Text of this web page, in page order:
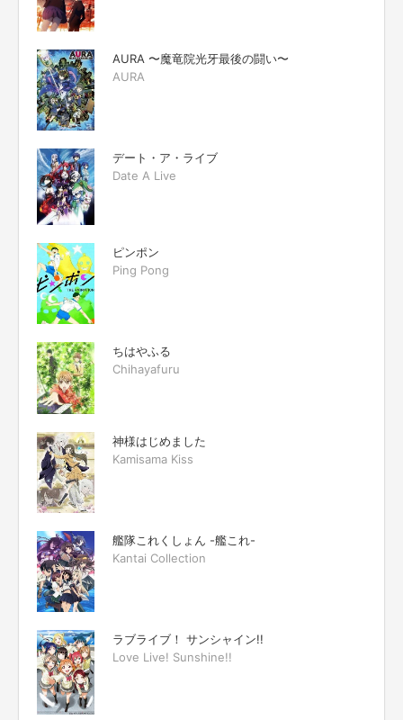
AURA 〜魔竜院光牙最後の闘い〜
AURA
デート・ア・ライブ
Date A Live
ピンポン
Ping Pong
ちはやふる
Chihayafuru
神様はじめました
Kamisama Kiss
艦隊これくしょん -艦これ-
Kantai Collection
ラブライブ！ サンシャイン!!
Love Live! Sunshine!!